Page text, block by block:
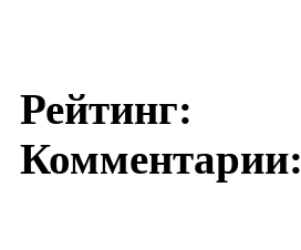
Рейтинг:
Комментарии: